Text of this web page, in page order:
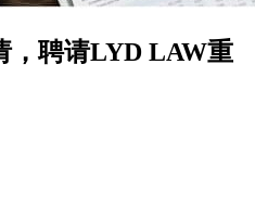
，聘请LYD LAW重